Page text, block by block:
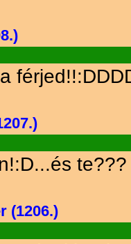
te???
(1206.)